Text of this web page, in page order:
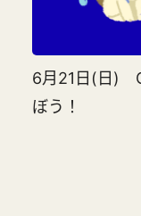
6月21日(日)
ぼう！